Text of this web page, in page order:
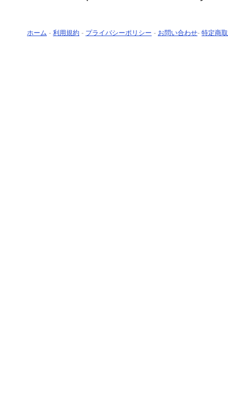
ホーム - 利用規約 - プライバシーポリシー - お問い合わせ- 特定商